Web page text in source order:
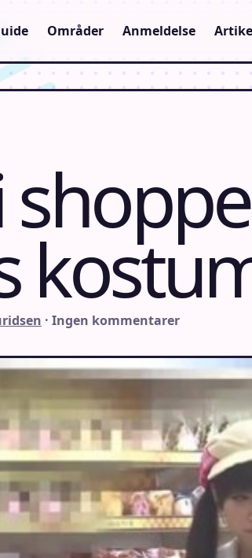
Områder Anmeldelse
· Ingen kommentarer